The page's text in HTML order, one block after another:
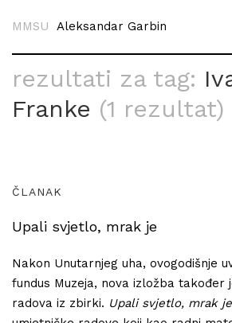
MMSU Aleksandar Garbin
rezultati za tag:
Franke (1 rezultat)
ČLANAK
Upali svjetlo, mrak je
Nakon Unutarnjeg uha, ovogodišnje
fundus Muzeja, nova izložba također
radova iz zbirki. Upali svjetlo, mrak je